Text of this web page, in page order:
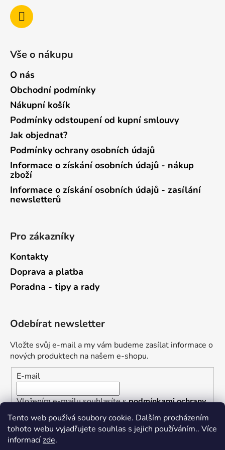
Tento web používá soubory cookie. Dalším procházením
tohoto webu vyjadřujete souhlas s jejich používáním.. Více
informacízde.
Vše o nákupu
O nás
Obchodní podmínky
Nákupní košík
Podmínky odstoupení od kupní smlouvy
Jak objednat?
Podmínky ochrany osobních údajů
Informace o získání osobních údajů - nákup
zboží
Informace o získání osobních údajů - zasílání
newsletterů
Pro zákazníky
Kontakty
Doprava a platba
Poradna - tipy a rady
Odebírat newsletter
Vložte svůj e-mail a my vám budeme zasílat informace o
nových produktech na našem e-shopu.
E-mail
Vložením e-mailu souhlasíte spodmínkami ochrany
osobních údajů
PŘIHLÁSIT SE